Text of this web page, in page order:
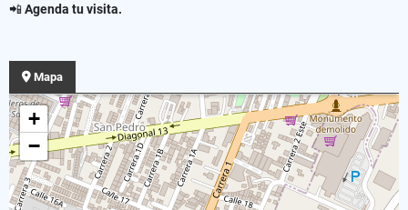
📲Agenda tu visita.
Mapa
+
−